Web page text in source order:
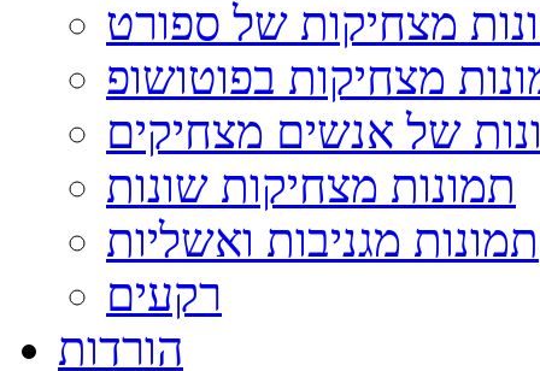
מצחיקות של ספורט
מצחיקות בפוטושופ
של אנשים מצחיקים
תמונות מצחיקות שונות
תמונות מגניבות ואשליות
רקעים
הורדות